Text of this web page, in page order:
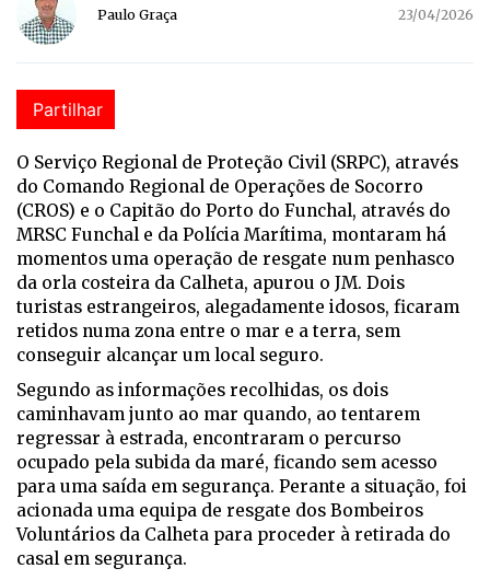
Paulo Graça 23/04/2026
Partilhar
O Serviço Regional de Proteção Civil (SRPC), através
do Comando Regional de Operações de Socorro
(CROS) e o Capitão do Porto do Funchal, através do
MRSC Funchal e da Polícia Marítima, montaram há
momentos uma operação de resgate num penhasco
da orla costeira da Calheta, apurou o JM. Dois
turistas estrangeiros, alegadamente idosos, ficaram
retidos numa zona entre o mar e a terra, sem
conseguir alcançar um local seguro.
Segundo as informações recolhidas, os dois
caminhavam junto ao mar quando, ao tentarem
regressar à estrada, encontraram o percurso
ocupado pela subida da maré, ficando sem acesso
para uma saída em segurança. Perante a situação, foi
acionada uma equipa de resgate dos Bombeiros
Voluntários da Calheta para proceder à retirada do
casal em segurança.